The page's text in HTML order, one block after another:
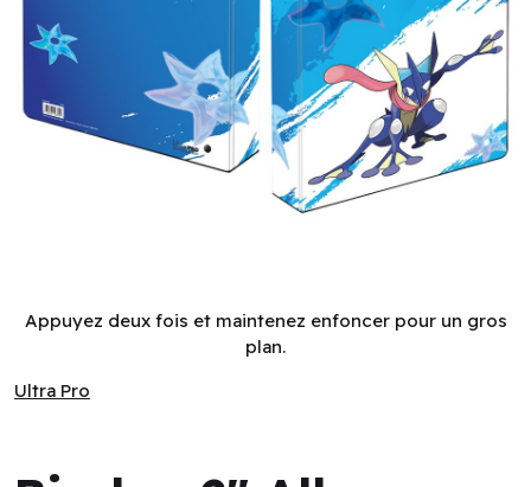
Appuyez deux fois et maintenez enfoncer pour un gros
plan.
Ultra Pro